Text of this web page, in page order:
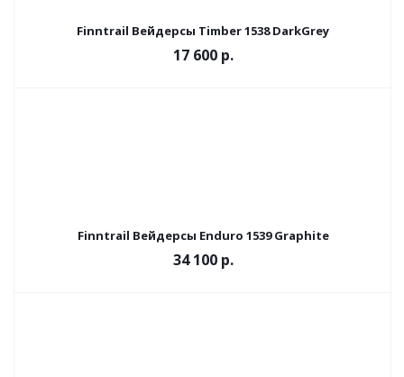
Finntrail Вейдерсы Timber 1538 DarkGrey
17 600 р.
Finntrail Вейдерсы Enduro 1539 Graphite
34 100 р.